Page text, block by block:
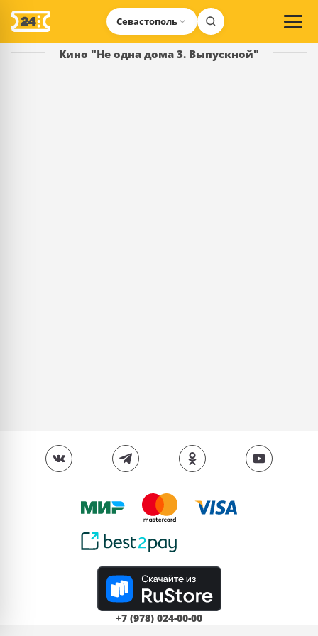
Севастополь
Кино "Не одна дома 3. Выпускной"
+7 (978) 024-00-00